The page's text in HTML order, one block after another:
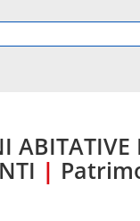
ABITATIVE
|